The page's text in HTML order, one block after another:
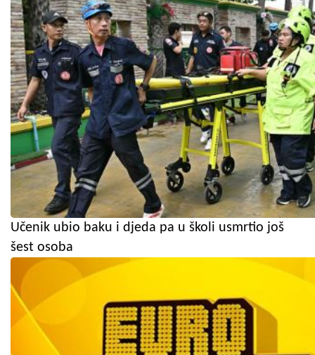
Učenik ubio baku i djeda pa u školi usmrtio još
šest osoba